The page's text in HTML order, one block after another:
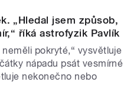
„Hledal jsem způsob,
říká astrofyzik Pavlík
pokryté,“ vysvětluje
nápadu psát vesmírné
nekonečno nebo